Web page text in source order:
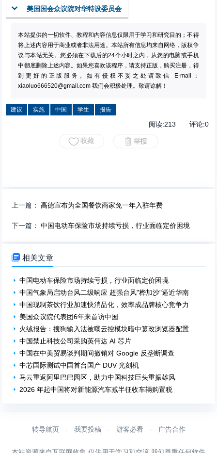
美国国会众议院对华特设委员会
本站提供的一切软件、教程和内容信息仅限用于学习和研究目的；不得
将上述内容用于商业或者非法用途。本站所有信息均来自网络，版权争
议与本站无关。您必须在下载后的24个小时之内，从您的电脑或手机
中彻底删除上述内容。如果您喜欢该程序，请支持正版，购买注册，得
到更好的正版服务。如有侵权不妥之处请致信 E-mail：
xiaoluo666520@gmail.com 我们会积极处理。敬请谅解！
建议 实施 中国 学生 报告
阅读:213 评论:0
上一篇：高德宣布为全国餐饮商家免一年入驻年费
下一篇：中国电动车保险市场持续亏损，行业面临定价困境
 相关文章
中国电动车保险市场持续亏损，行业面临定价困境
中国气象局启动台风二级响应 超强台风"桦加沙"逼近华南
中国现制茶饮行业加速快消品化，效率成品牌核心竞争力
美国众议院代表团6年来首访中国
火绒报告：搜狗输入法被曝云控模块暗中篡改浏览器配置
中国禁止科技公司采购英伟达 AI 芯片
中国在中美贸易谈判期间撤销对 Google 反垄断调查
中芯国际测试中国首台国产 DUV 光刻机
马云重返阿里巴巴园区，助力中国科技巨头重振雄风
2026 年起中国将对新能源汽车减半征收车辆购置税
转导航页 - 我要投稿 - 游客必看 - 广告合作